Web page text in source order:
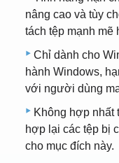
nâng cao và tùy
tách tệp mạnh mẽ
Chỉ dành cho
hành Windows,
với người dùng
Không hợp nhất
hợp lại các tệp bị
cho mục đích này.